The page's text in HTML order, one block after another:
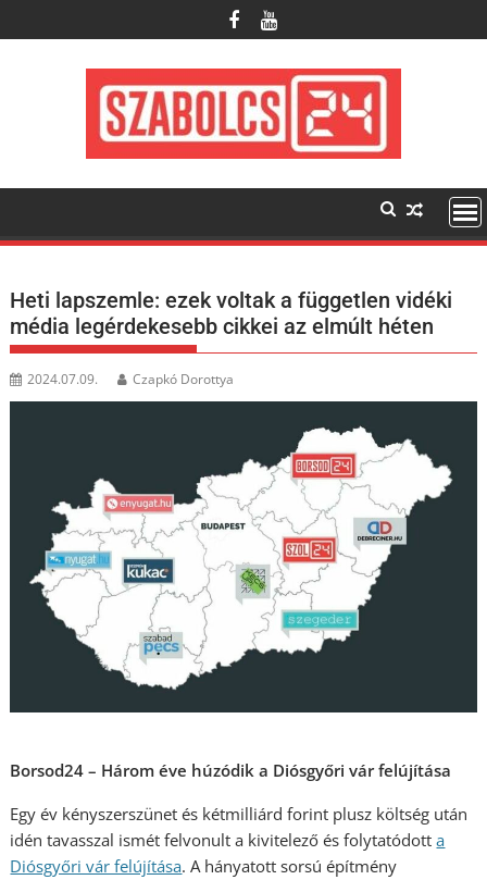
to
Heti lapszemle: ezek voltak a független vidéki
média legérdekesebb cikkei az elmúlt héten
2024.07.09. Czapkó Dorottya
Borsod24 – Három éve húzódik a Diósgyőri vár felújítása
Egy év kényszerszünet és kétmilliárd forint plusz költség után
idén tavasszal ismét felvonult a kivitelező és folytatódotta
Diósgyőri vár felújítása. A hányatott sorsú építmény